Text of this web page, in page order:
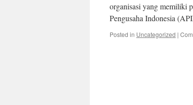
organisasi yang memiliki
Pengusaha Indonesia
Posted in Uncategorized |